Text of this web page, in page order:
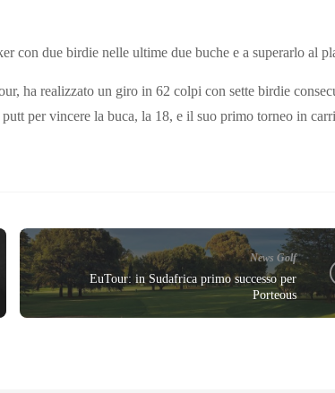
con due birdie nelle ultime due buche e a superarlo al
ha realizzato un giro in 62 colpi con sette birdie
per vincere la buca, la 18, e il suo primo torneo in
News Golf
EuTour: in Sudafrica primo successo per
Porteous